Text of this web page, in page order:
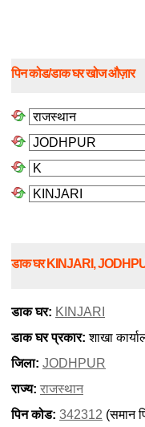
पिन कोड/डाक घर खोज औज़ार
डाक घर KINJARI,
डाक घर: KINJARI
डाक घर प्रकार: शाखा
जिला: JODHPUR
राज्य: राजस्थान
पिन कोड: 342312 (समान